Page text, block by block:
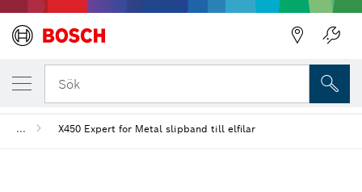
Sök
... X450 Expert for Metal slipband till elfilar
DIN UTVALDA VARIANT
X450 Expert for Metal